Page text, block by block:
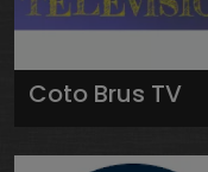
Coto Brus TV